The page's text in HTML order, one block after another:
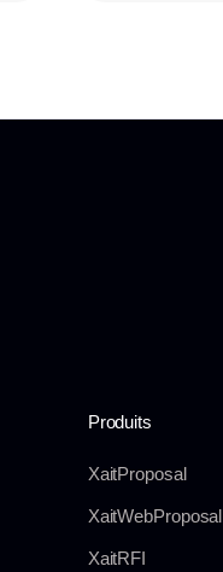
Produits
XaitProposal
XaitWebProposal
XaitRFI